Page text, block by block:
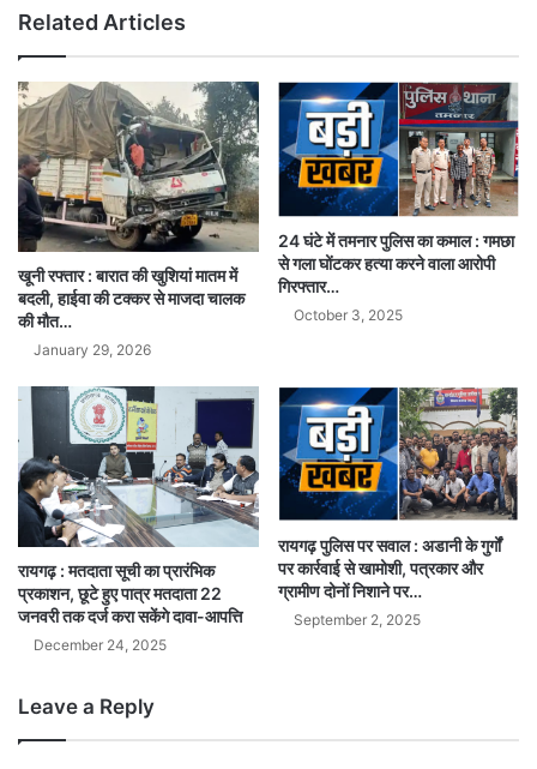
Related Articles
खूनी रफ्तार : बारात की खुशियां मातम में
बदली, हाईवा की टक्कर से माजदा चालक
की मौत…
January 29, 2026
24 घंटे में तमनार पुलिस का कमाल : गमछा
से गला घोंटकर हत्या करने वाला आरोपी
गिरफ्तार…
October 3, 2025
रायगढ़ : मतदाता सूची का प्रारंभिक
प्रकाशन, छूटे हुए पात्र मतदाता 22
जनवरी तक दर्ज करा सकेंगे दावा-आपत्ति
December 24, 2025
रायगढ़ पुलिस पर सवाल : अडानी के गुर्गों
पर कार्रवाई से खामोशी, पत्रकार और
ग्रामीण दोनों निशाने पर…
September 2, 2025
Leave a Reply